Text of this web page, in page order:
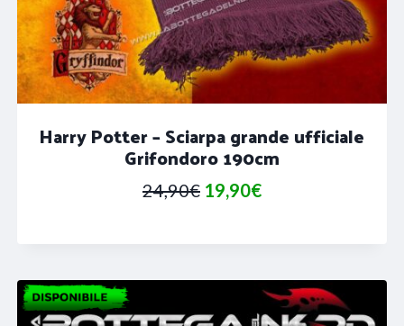
Harry Potter – Sciarpa grande ufficiale
Grifondoro 190cm
24,90€ Il
era:
19,90€Il
è:
19,90€.